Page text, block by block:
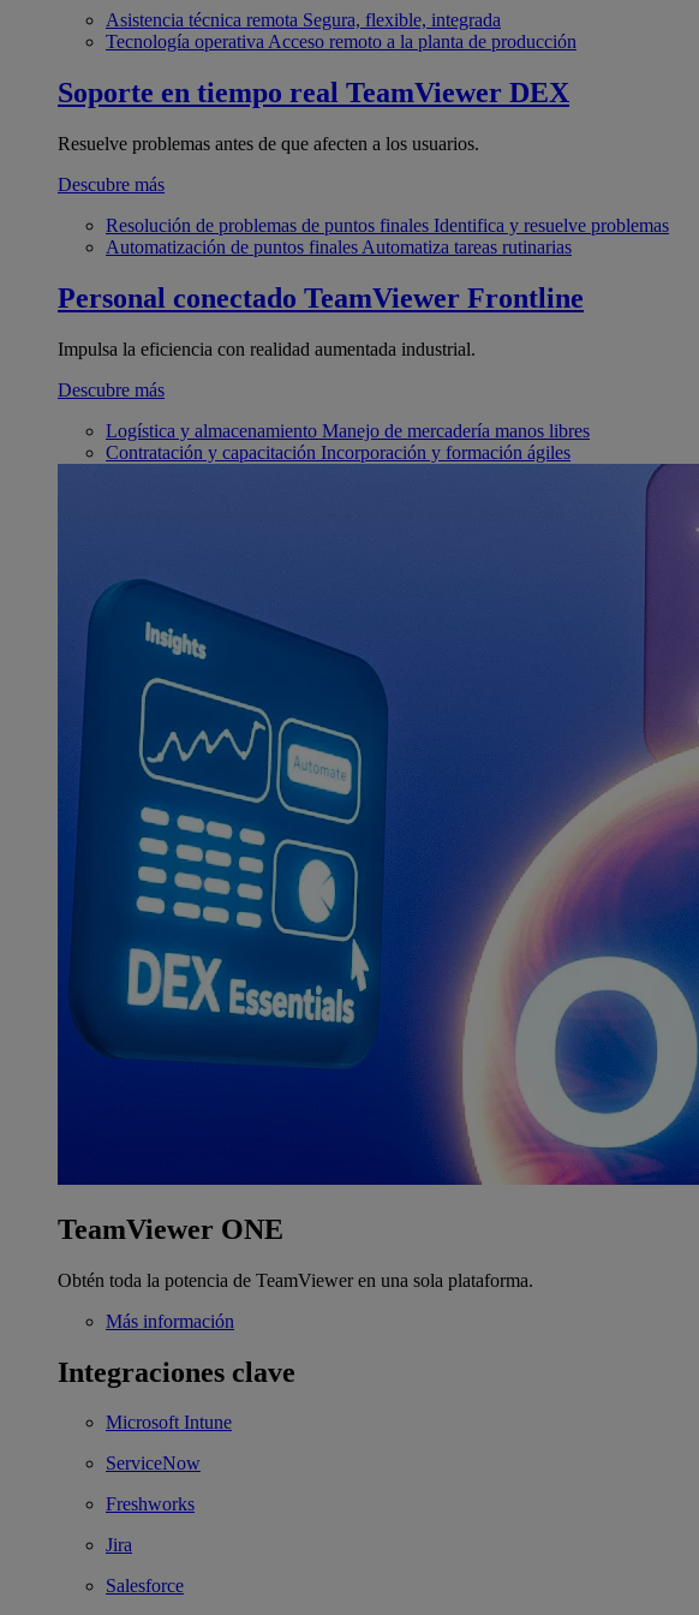
Asistencia técnica remota Segura, flexible, integrada
Tecnología operativa Acceso remoto a la planta de producción
Soporte en tiempo real TeamViewer DEX
Resuelve problemas antes de que afecten a los usuarios.
Descubre más
Resolución de problemas de puntos finales Identifica y resuelve problemas
Automatización de puntos finales Automatiza tareas rutinarias
Personal conectado TeamViewer Frontline
Impulsa la eficiencia con realidad aumentada industrial.
Descubre más
Logística y almacenamiento Manejo de mercadería manos libres
Contratación y capacitación Incorporación y formación ágiles
TeamViewer ONE
Obtén toda la potencia de TeamViewer en una sola plataforma.
Más información
Integraciones clave
Microsoft Intune
ServiceNow
Freshworks
Jira
Salesforce